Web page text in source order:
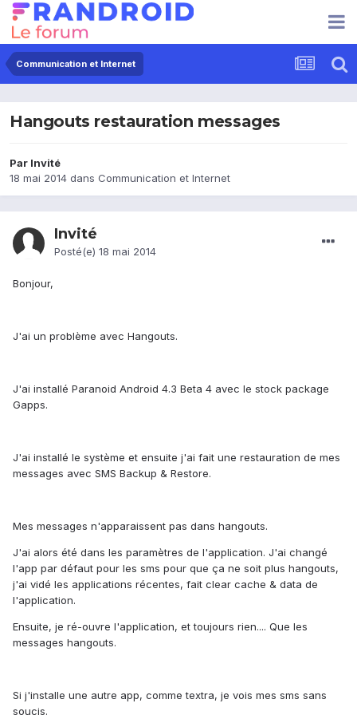
Communication et Internet
Hangouts restauration messages
Par Invité
18 mai 2014 dans Communication et Internet
Invité
Posté(e) 18 mai 2014
Bonjour,
J'ai un problème avec Hangouts.
J'ai installé Paranoid Android 4.3 Beta 4 avec le stock package
Gapps.
J'ai installé le système et ensuite j'ai fait une restauration de mes
messages avec SMS Backup & Restore.
Mes messages n'apparaissent pas dans hangouts.
J'ai alors été dans les paramètres de l'application. J'ai changé
l'app par défaut pour les sms pour que ça ne soit plus hangouts,
j'ai vidé les applications récentes, fait clear cache & data de
l'application.
Ensuite, je ré-ouvre l'application, et toujours rien.... Que les
messages hangouts.
Si j'installe une autre app, comme textra, je vois mes sms sans
soucis.